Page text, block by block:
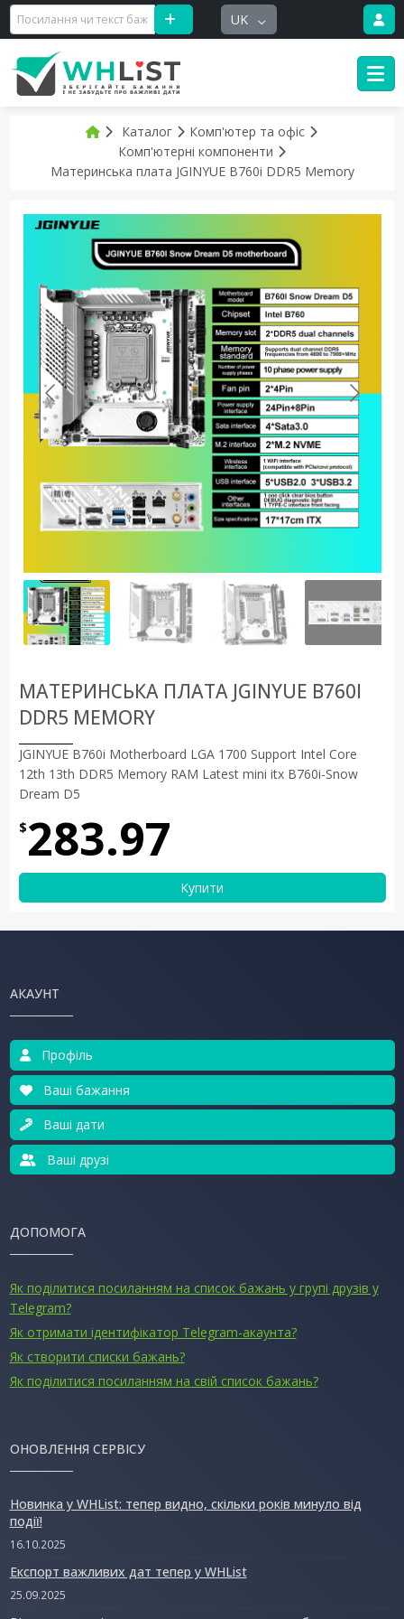
UK
Каталог
Комп'ютер та офіс
Комп'ютерні компоненти
Материнська плата JGINYUE B760i DDR5 Memory
МАТЕРИНСЬКА ПЛАТА JGINYUE B760I
DDR5 MEMORY
JGINYUE B760i Motherboard LGA 1700 Support Intel Core
12th 13th DDR5 Memory RAM Latest mini itx B760i-Snow
Dream D5
$283.97
Купити
АКАУНТ
Профіль
Ваші бажання
Ваші дати
Ваші друзі
ДОПОМОГА
Як поділитися посиланням на список бажань у групі друзів у
Telegram?
Як отримати ідентифікатор Telegram-акаунта?
Як створити списки бажань?
Як поділитися посиланням на свій список бажань?
ОНОВЛЕННЯ СЕРВІСУ
Новинка у WHList: тепер видно, скільки років минуло від
події!
16.10.2025
Експорт важливих дат тепер у WHList
25.09.2025